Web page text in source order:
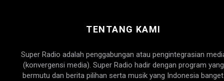
TENTANG KAMI
Super Radio adalah penggabungan atau pengintegrasian
(konvergensi media). Super Radio hadir dengan program yang
bermutu dan berita pilihan serta musik yang Indonesia